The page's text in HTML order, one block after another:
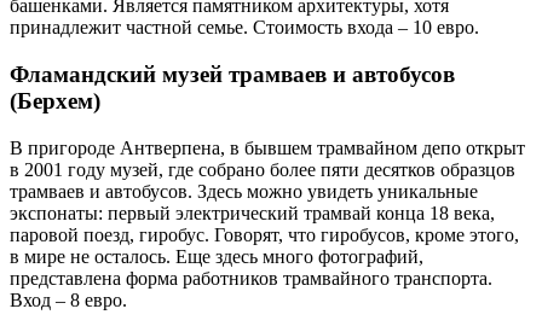
башенками. Является памятником архитектуры, хотя
принадлежит частной семье. Стоимость входа – 10 евро.
Фламандский музей трамваев и автобусов
(Берхем)
В пригороде Антверпена, в бывшем трамвайном депо открыт
в 2001 году музей, где собрано более пяти десятков образцов
трамваев и автобусов. Здесь можно увидеть уникальные
экспонаты: первый электрический трамвай конца 18 века,
паровой поезд, гиробус. Говорят, что гиробусов, кроме этого,
в мире не осталось. Еще здесь много фотографий,
представлена форма работников трамвайного транспорта.
Вход – 8 евро.